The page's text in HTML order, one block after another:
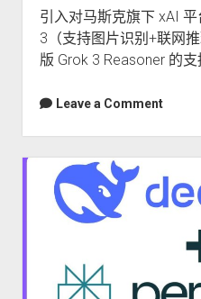
引入对马斯克旗下 xAI
3（支持图片识别+联网
版 Grok 3 Reasoner 的支
Leave a Comment